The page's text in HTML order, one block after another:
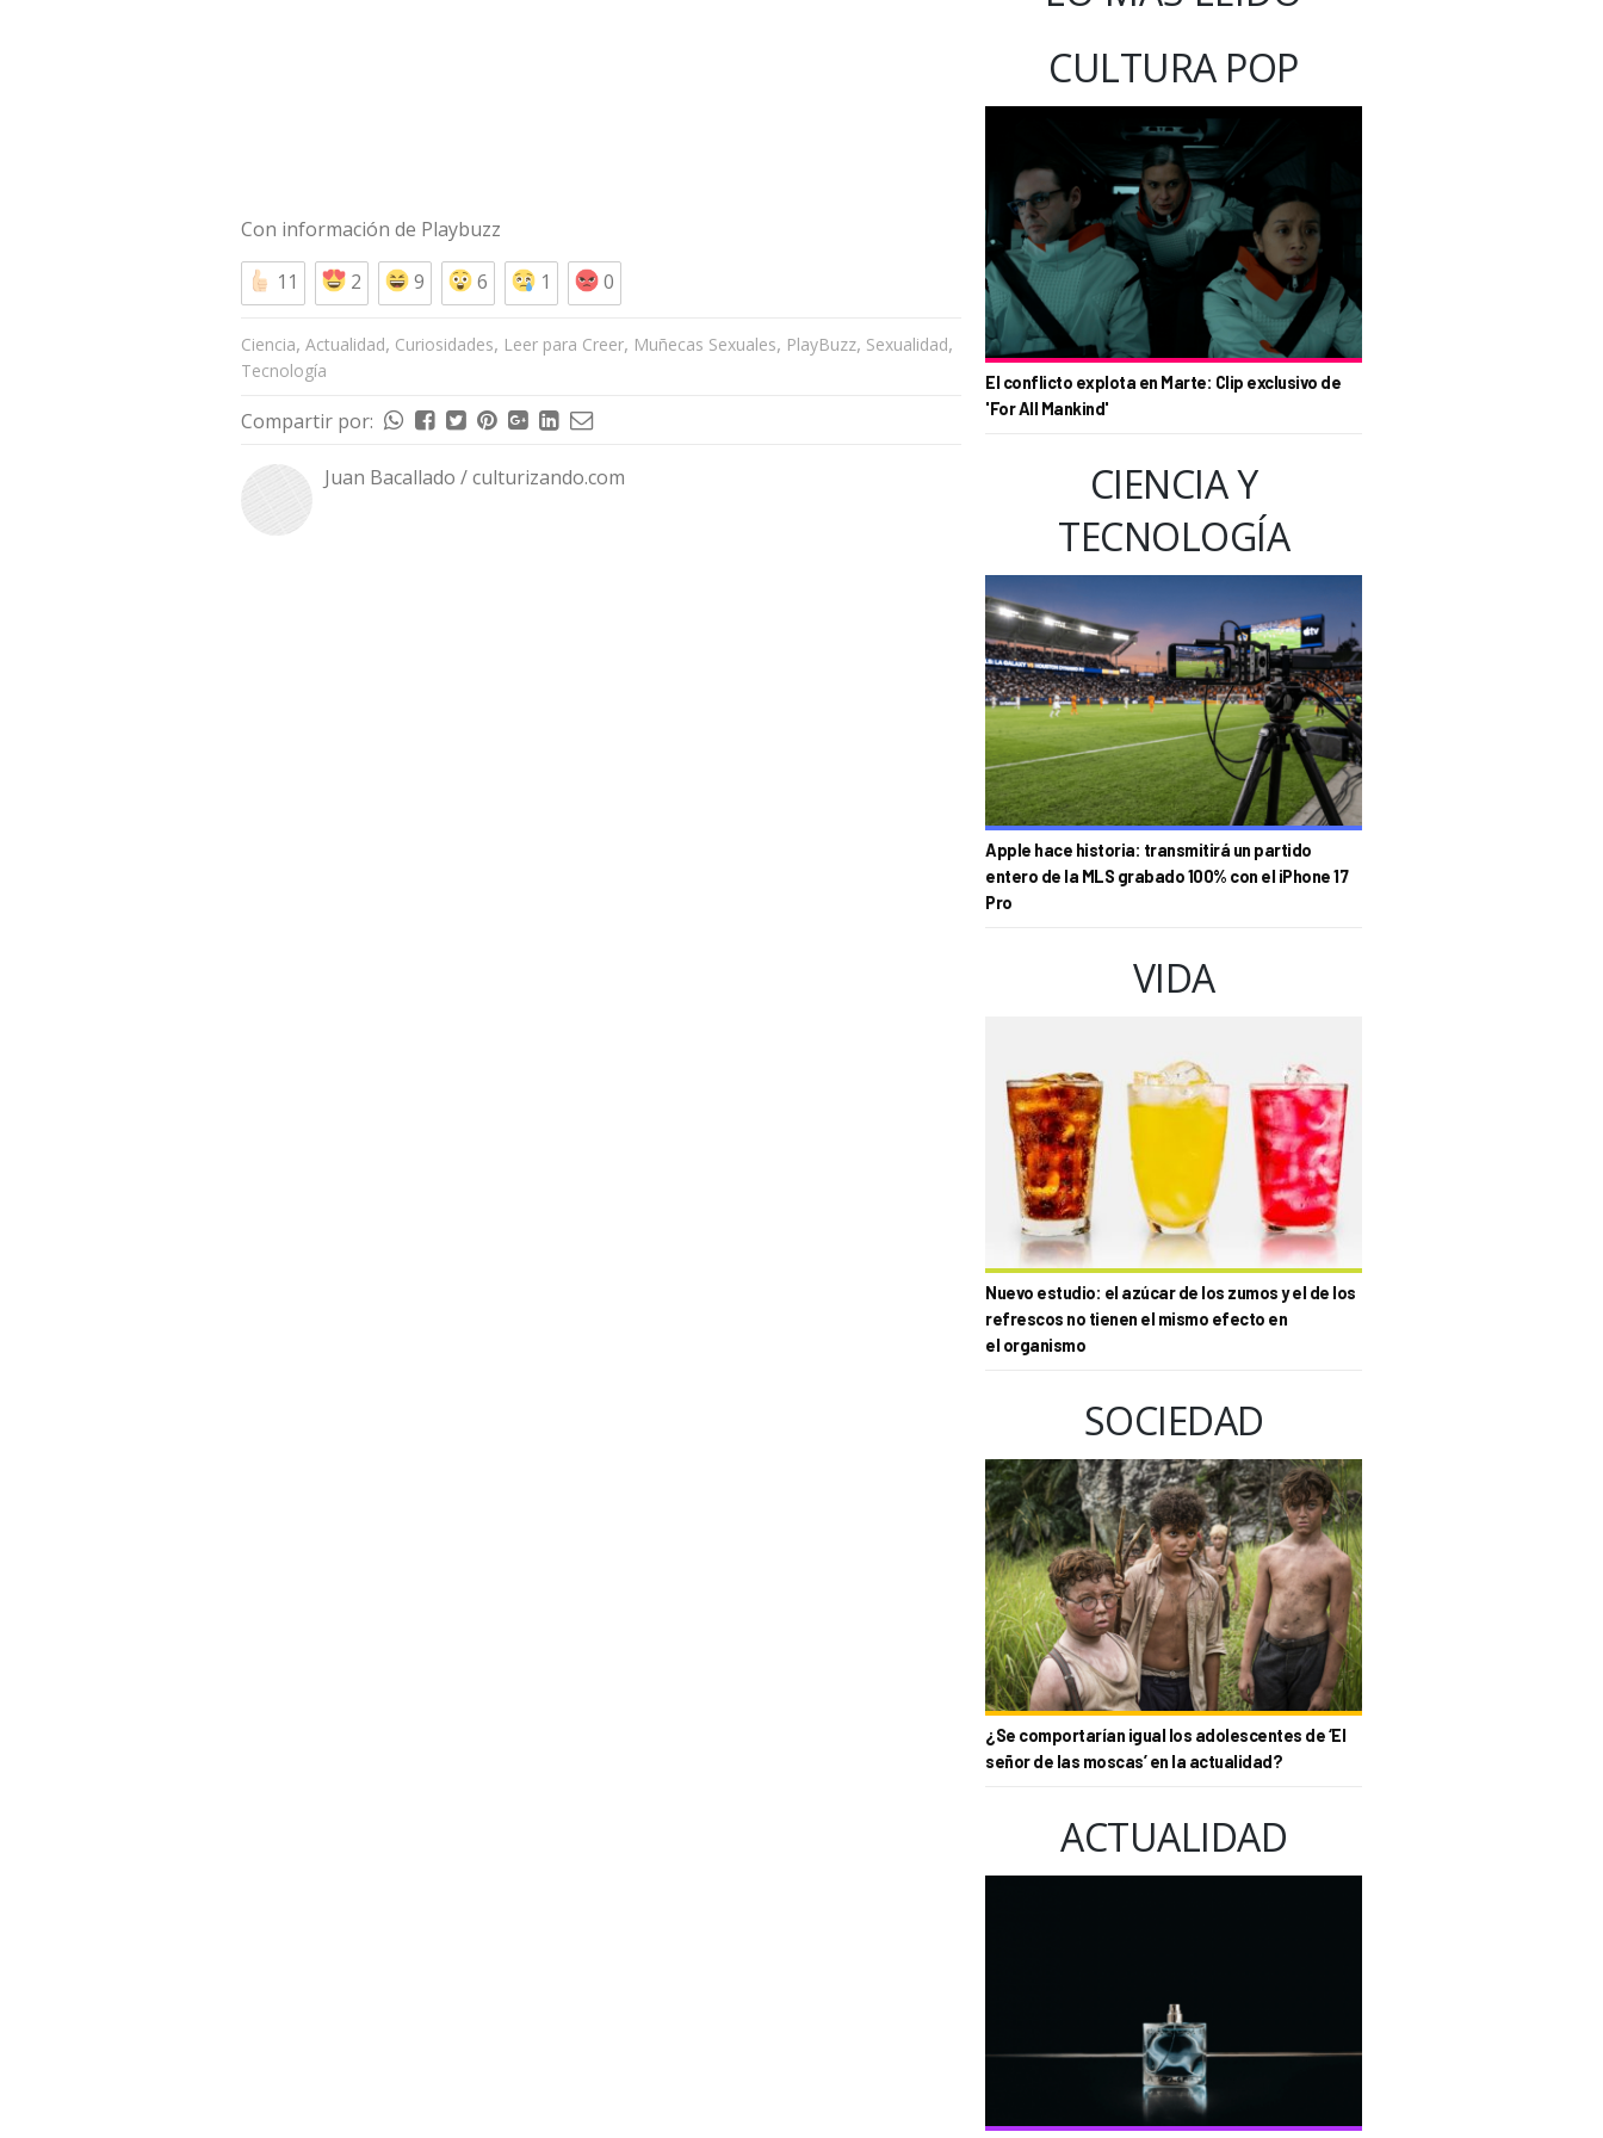
Con información de Playbuzz
11
2 9 6 1 0
Ciencia, Actualidad, Curiosidades, Leer para Creer, Muñecas Sexuales, PlayBuzz, Sexualidad,
Tecnología
Compartir por:
Juan Bacallado / culturizando.com
CULTURA POP
El conflicto explota en Marte: Clip exclusivo de
'For All Mankind'
CIENCIA Y
TECNOLOGÍA
Apple hace historia: transmitirá un partido
entero de la MLS grabado 100% con el iPhone 17
Pro
VIDA
Nuevo estudio: el azúcar de los zumos y el de los
refrescos no tienen el mismo efecto en
el organismo
SOCIEDAD
¿Se comportarían igual los adolescentes de ‘El
señor de las moscas’ en la actualidad?
ACTUALIDAD